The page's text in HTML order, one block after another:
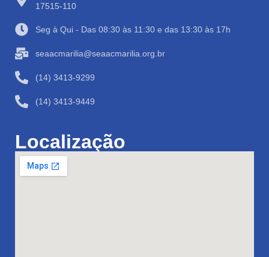
17515-110
Seg à Qui - Das 08:30 às 11:30 e das 13:30 às 17h
seaacmarilia@seaacmarilia.org.br
(14) 3413-9299
(14) 3413-9449
Localização